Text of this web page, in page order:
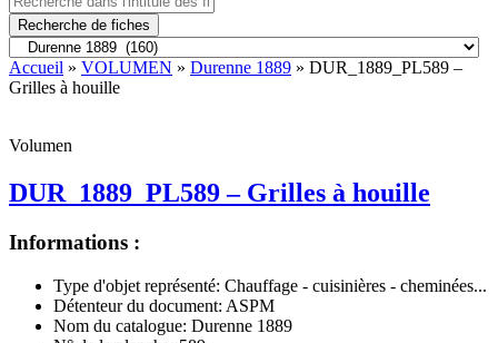
Recherche de fiches
Accueil » VOLUMEN » Durenne 1889 » DUR_1889_PL589 –
Grilles à houille
Volumen
DUR_1889_PL589 – Grilles à houille
Informations :
Type d'objet représenté: Chauffage - cuisinières - cheminées...
Détenteur du document: ASPM
Nom du catalogue: Durenne 1889